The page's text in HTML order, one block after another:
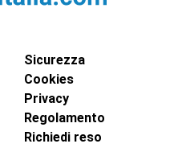
Sicurezza
Cookies
Privacy
Regolamento
Richiedi reso